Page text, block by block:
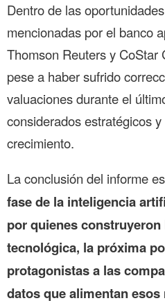
Dentro de las
mencionadas por el banco
Thomson Reuters y CoStar
pese a haber sufrido
valuaciones durante el
considerados estratégicos
crecimiento.
La conclusión del informe
fase de la inteligencia
por quienes
tecnológica, la próxima
protagonistas a las
datos que alimentan